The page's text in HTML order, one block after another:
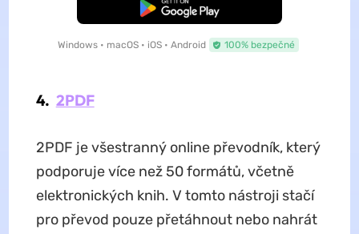
Bezplatné stažení
Windows • macOS • iOS • Android 100% bezpečné
4. 2PDF
2PDF je všestranný online převodník, který
podporuje více než 50 formátů, včetně
elektronických knih. V tomto nástroji stačí
pro převod pouze přetáhnout nebo nahrát